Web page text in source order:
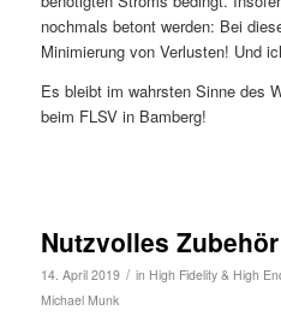
nochmals betont werden: Bei
Minimierung von Verlusten! Und
Es bleibt im wahrsten Sinne des
beim FLSV in Bamberg!
Nutzvolles Zubehör
14. April 2019 / in High Fidelity & High
Michael Munk